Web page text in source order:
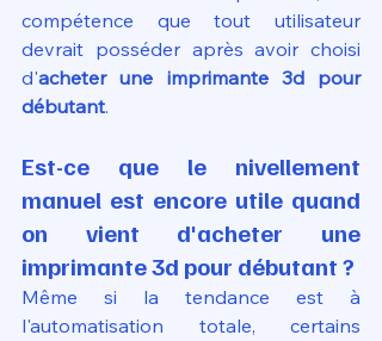
compétence que tout utilisateur
devrait posséder après avoir choisi
d'acheter une imprimante 3d pour
débutant.
Est-ce que le nivellement
manuel est encore utile quand
on vient d'acheter une
imprimante 3d pour débutant ?
Même si la tendance est à
l'automatisation totale, certains